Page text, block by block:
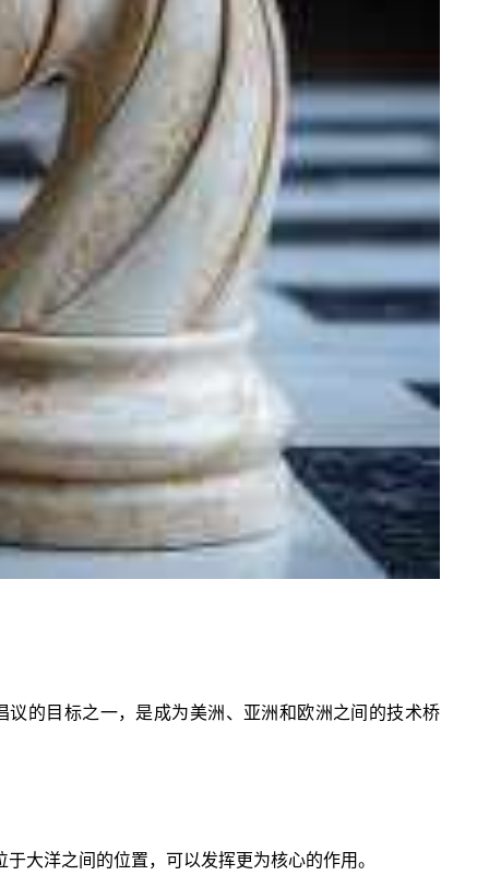
的目标之一，是成为美洲、亚洲和欧洲之间的技术桥
大洋之间的位置，可以发挥更为核心的作用。